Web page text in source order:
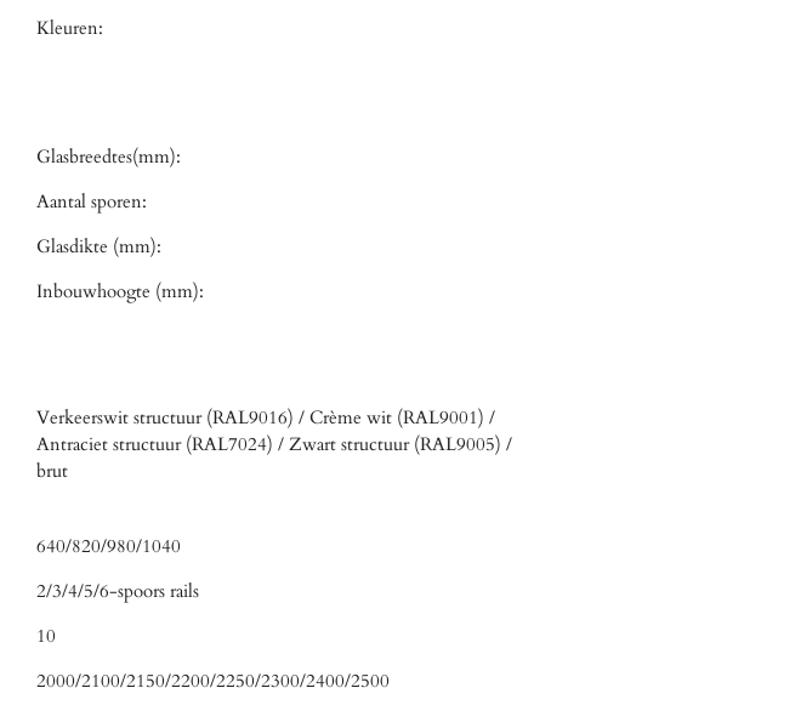
Kleuren:
Glasbreedtes(mm):
Aantal sporen:
Glasdikte (mm):
Inbouwhoogte (mm):
Verkeerswit structuur (RAL9016) / Crème wit (RAL9001) /
Antraciet structuur (RAL7024) / Zwart structuur (RAL9005) /
brut
640/820/980/1040
2/3/4/5/6-spoors rails
10
2000/2100/2150/2200/2250/2300/2400/2500